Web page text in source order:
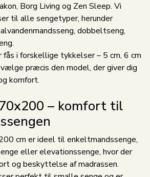
Borg Living og Zen Sleep. Vi
til alle sengetyper, herunder
dobbeltseng,
fås i forskellige tykkelser – 5 cm, 6 cm
vælge præcis den model, der giver dig
komfort.
– komfort til
cm er ideel til enkeltmandssenge,
eller elevationssenge, hvor der
og beskyttelse af madrassen.